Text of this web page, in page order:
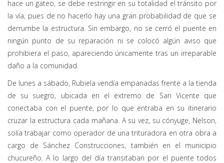
hace un gateo, se debe restringir en su totalidad el tránsito por
la vía, pues de no hacerlo hay una gran probabilidad de que se
derrumbe la estructura. Sin embargo, no se cerró el puente en
ningún punto de su reparación ni se colocó algún aviso que
prohibiera el paso, apareciendo únicamente tras un irreparable
daño a la comunidad.
De lunes a sábado, Rubiela vendía empanadas frente a la tienda
de su suegro, ubicada en el extremo de San Vicente que
conectaba con el puente, por lo que entraba en su itinerario
cruzar la estructura cada mañana. A su vez, su cónyuge, Nelson,
solía trabajar como operador de una trituradora en otra obra a
cargo de Sánchez Construcciones, también en el municipio
chucureño. A lo largo del día transitaban por el puente todos